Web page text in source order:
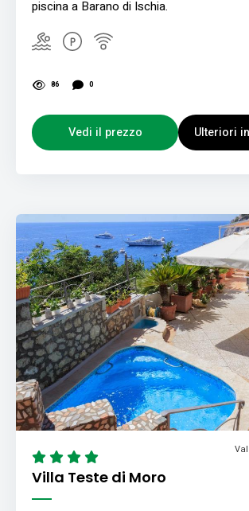
piscina a Barano di Ischia.
86 0
Vedi il prezzo Ulteriori
Villa Teste di Moro